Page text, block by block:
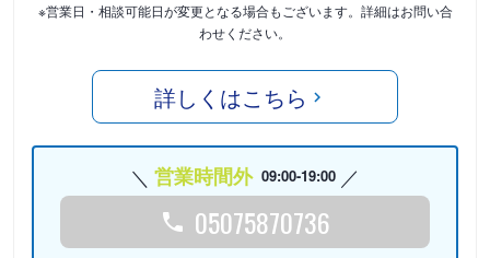
※営業日・相談可能日が変更となる場合もございます。詳細はお問い合
わせください。
詳しくはこちら
営業時間外 09:00-19:00
05075870736